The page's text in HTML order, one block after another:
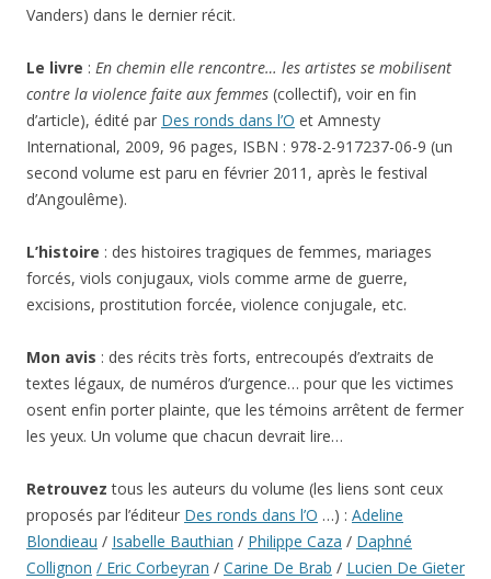
Vanders) dans le dernier récit.
Le livre : En chemin elle rencontre… les artistes se mobilisent
contre la violence faite aux femmes (collectif), voir en fin
d’article), édité par Des ronds dans l’O et Amnesty
International, 2009, 96 pages, ISBN : 978-2-917237-06-9 (un
second volume est paru en février 2011, après le festival
d’Angoulême).
L’histoire : des histoires tragiques de femmes, mariages
forcés, viols conjugaux, viols comme arme de guerre,
excisions, prostitution forcée, violence conjugale, etc.
Mon avis : des récits très forts, entrecoupés d’extraits de
textes légaux, de numéros d’urgence… pour que les victimes
osent enfin porter plainte, que les témoins arrêtent de fermer
les yeux. Un volume que chacun devrait lire…
Retrouvez tous les auteurs du volume (les liens sont ceux
proposés par l’éditeur Des ronds dans l’O …) : Adeline
Blondieau / Isabelle Bauthian / Philippe Caza / Daphné
Collignon / Eric Corbeyran / Carine De Brab / Lucien De Gieter